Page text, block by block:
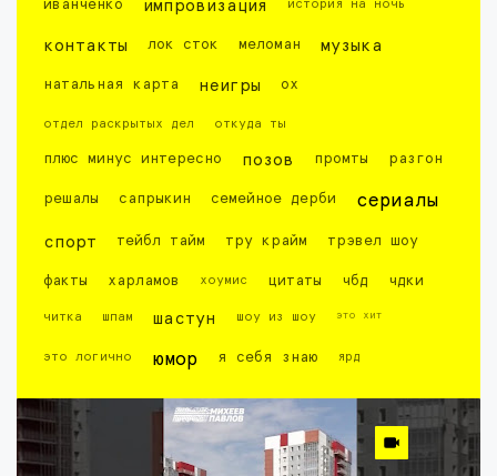
иванченко импровизация история на ночь
контакты лок сток меломан музыка
натальная карта неигры ох
отдел раскрытых дел откуда ты
плюс минус интересно позов промты разгон
решалы сапрыкин семейное дерби сериалы
спорт тейбл тайм тру крайм трэвел шоу
факты харламов хоумис цитаты чбд чдки
читка шпам шастун шоу из шоу это хит
это логично юмор я себя знаю ярд